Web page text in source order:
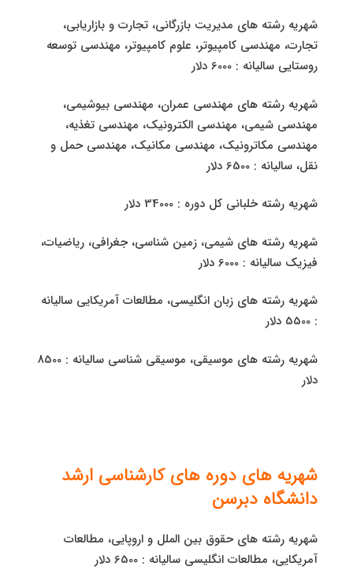
شهریه رشته های مدیریت بازرگانی، تجارت و بازاریابی،
تجارت، مهندسی کامپیوتر، علوم کامپیوتر، مهندسی توسعه
روستایی سالیانه : 6000 دلار
شهریه رشته های مهندسی عمران، مهندسی بیوشیمی،
مهندسی شیمی، مهندسی الکترونیک، مهندسی تغذیه،
مهندسی مکاترونیک، مهندسی مکانیک، مهندسی حمل و
نقل، سالیانه : 6500 دلار
شهریه رشته خلبانی کل دوره : 34000 دلار
شهریه رشته های شیمی، زمین شناسی، جغرافی، ریاضیات،
فیزیک سالیانه : 6000 دلار
شهریه رشته های زبان انگلیسی، مطالعات آمریکایی سالیانه
: 5500 دلار
شهریه رشته های موسیقی، موسیقی شناسی سالیانه : 8500
دلار
شهریه های دوره های کارشناسی ارشد
دانشگاه دبرسن
شهریه رشته های حقوق بین الملل و اروپایی، مطالعات
آمریکایی، مطالعات انگلیسی سالیانه : 6500 دلار